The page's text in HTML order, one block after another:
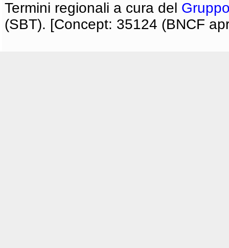
Termini regionali a cura del
(SBT). [Concept: 35124 (BNCF